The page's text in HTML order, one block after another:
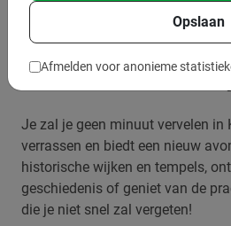
Opslaan
Afmelden voor anonieme
Wat te doen in
Je zal je geen minuut vervelen in
verrassen en biedt een nieuw
historische wijken en tempels,
geschiedenis of geniet van de
die je niet snel zal vergeten!